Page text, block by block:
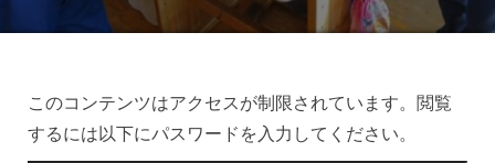
このコンテンツはアクセスが制限されています。閲覧
するには以下にパスワードを入力してください。